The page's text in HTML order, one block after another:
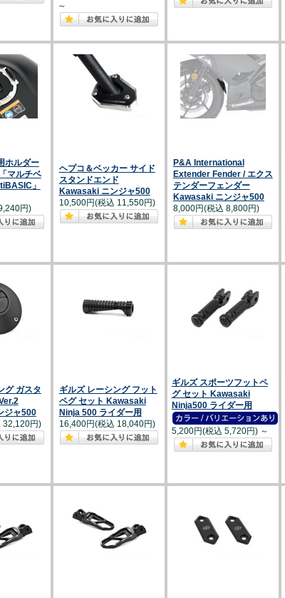
～
ホルダー
マルチベ
」
円)
ヘプコ＆ベッカー サイド
スタンドエンド
Kawasaki ニンジャ500
10,500円(税込 11,550円)
P&A International
Extender Fender / エクス
テンダーフェンダー
Kawasaki ニンジャ500
8,000円(税込 8,800円)
グ ガスタ
ジャ500
32,120円)
ギルズ レーシング フット
ペグ セット Kawasaki
Ninja 500 ライダー用
16,400円(税込 18,040円)
ギルズ スポーツフットペ
グ セット Kawasaki
Ninja500 ライダー用
5,200円(税込 5,720円) ～